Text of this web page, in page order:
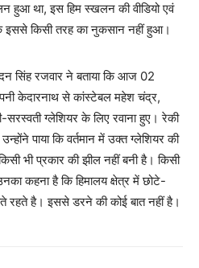
हुआ था, इस हिम स्खलन की वीडियो एवं
इससे किसी तरह का नुकसान नहीं हुआ।
सिंह रजवार ने बताया कि आज 02
केदारनाथ से कांस्टेबल महेश चंद्र,
सरस्वती ग्लेशियर के लिए रवाना हुए। रेकी
पाया कि वर्तमान में उक्त ग्लेशियर की
भी प्रकार की झील नहीं बनी है। किसी
कहना है कि हिमालय क्षेत्र में छोटे-
है। इससे डरने की कोई बात नहीं है।